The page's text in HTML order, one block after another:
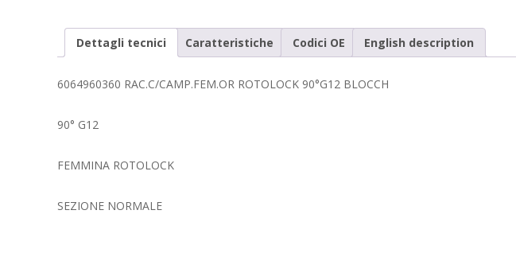
Dettagli tecnici Caratteristiche Codici OE English description
6064960360 RAC.C/CAMP.FEM.OR ROTOLOCK 90°G12 BLOCCH
90° G12
FEMMINA ROTOLOCK
SEZIONE NORMALE